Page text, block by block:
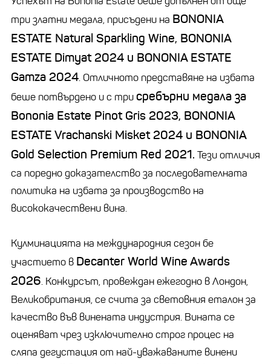
три златни медала, присъдени на BONONIA
ESTATE Natural Sparkling Wine, BONONIA
ESTATE Dimyat 2024 и BONONIA ESTATE
Gamza 2024. Отличното представяне на избата
беше потвърдено и с трисребърни медала за
Bononia Estate Pinot Gris 2023, BONONIA
ESTATE Vrachanski Misket 2024 и BONONIA
Gold Selection Premium Red 2021. Тези отличия
са поредно доказателство за последователната
политика на избата за производство на
висококачествени вина.
Кулминацията на международния сезон бе
участието в Decanter World Wine Awards
2026. Конкурсът, провеждан ежегодно в Лондон,
Великобритания, се счита за световния еталон за
качество във винената индустрия. Вината се
оценяват чрез изключително строг процес на
сляпа дегустация от най-уважаваните винени